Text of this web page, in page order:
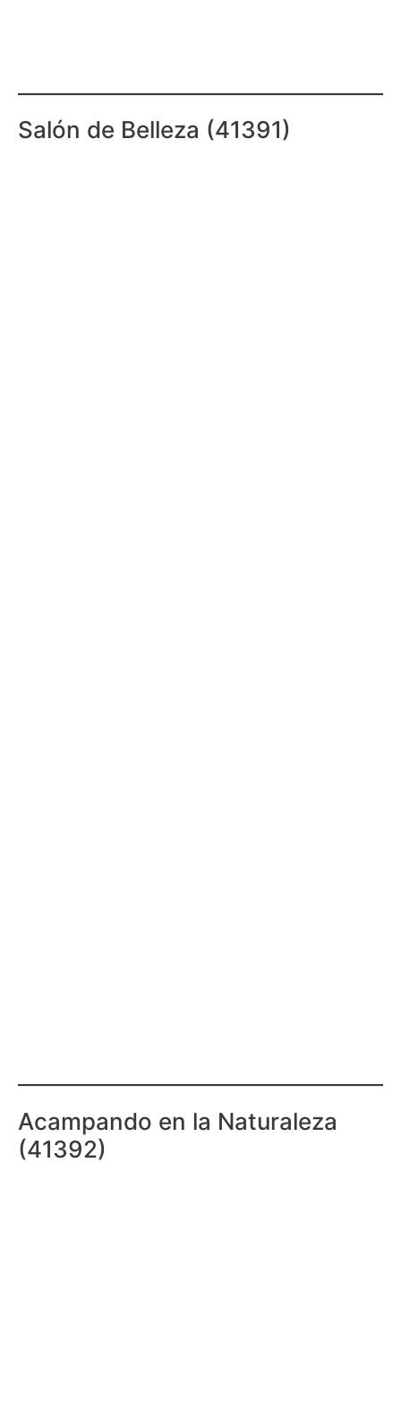
Salón de Belleza (41391)
Acampando en la Naturaleza
(41392)